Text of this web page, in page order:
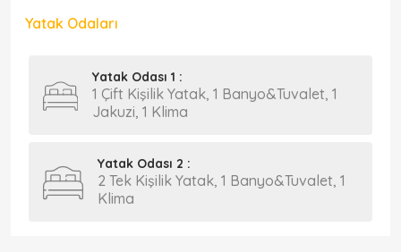
Yatak Odaları
Yatak Odası 1 :
1 Çift Kişilik Yatak, 1 Banyo&Tuvalet, 1
Jakuzi, 1 Klima
Yatak Odası 2 :
2 Tek Kişilik Yatak, 1 Banyo&Tuvalet, 1
Klima